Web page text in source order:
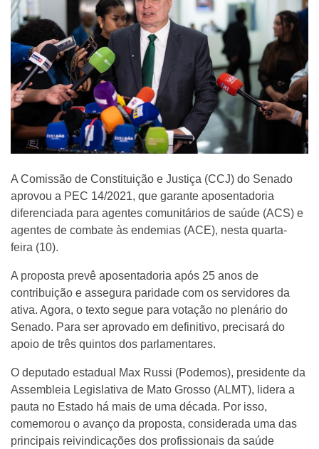
A Comissão de Constituição e Justiça (CCJ) do Senado
aprovou a PEC 14/2021, que garante aposentadoria
diferenciada para agentes comunitários de saúde (ACS) e
agentes de combate às endemias (ACE), nesta quarta-
feira (10).
A proposta prevê aposentadoria após 25 anos de
contribuição e assegura paridade com os servidores da
ativa. Agora, o texto segue para votação no plenário do
Senado. Para ser aprovado em definitivo, precisará do
apoio de três quintos dos parlamentares.
O deputado estadual Max Russi (Podemos), presidente da
Assembleia Legislativa de Mato Grosso (ALMT), lidera a
pauta no Estado há mais de uma década. Por isso,
comemorou o avanço da proposta, considerada uma das
principais reivindicações dos profissionais da saúde